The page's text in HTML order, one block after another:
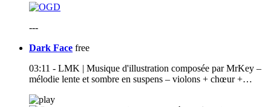
---
Dark Face free
03:11 - LMK | Musique d'illustration composée par MrKey –
mélodie lente et sombre en suspens – violons + chœur +…